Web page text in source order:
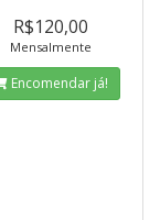
R$120,00
Mensalmente
Encomendar já!